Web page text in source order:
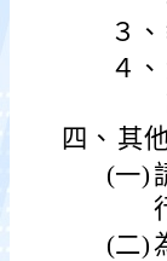
３、
４、
四、 其
(一)
(二)